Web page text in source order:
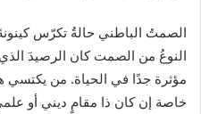
الصمتُ الباطني حالةٌ تكرّس كينونةَ
النوعُ من الصمت كان الرصيدَ
مؤثرة جدًا في الحياة. من يكتسي
خاصة إن كان ذا مقامٍ ديني أو